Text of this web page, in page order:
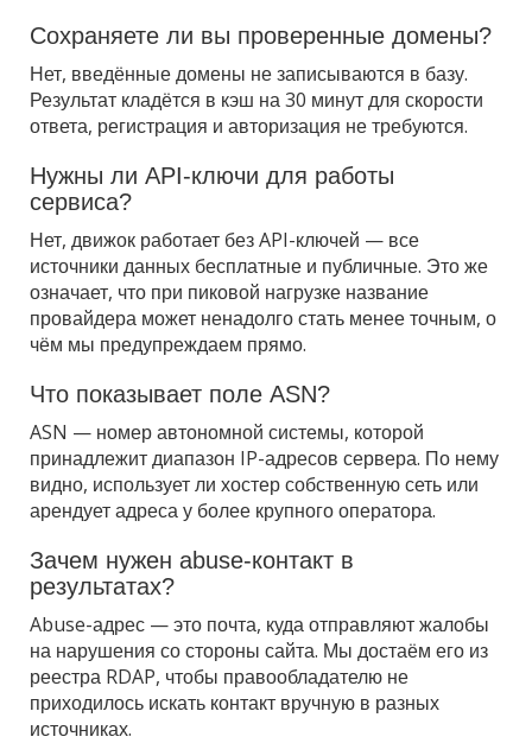
Сохраняете ли вы проверенные домены?
Нет, введённые домены не записываются в базу.
Результат кладётся в кэш на 30 минут для скорости
ответа, регистрация и авторизация не требуются.
Нужны ли API-ключи для работы
сервиса?
Нет, движок работает без API-ключей — все
источники данных бесплатные и публичные. Это же
означает, что при пиковой нагрузке название
провайдера может ненадолго стать менее точным, о
чём мы предупреждаем прямо.
Что показывает поле ASN?
ASN — номер автономной системы, которой
принадлежит диапазон IP-адресов сервера. По нему
видно, использует ли хостер собственную сеть или
арендует адреса у более крупного оператора.
Зачем нужен abuse-контакт в
результатах?
Abuse-адрес — это почта, куда отправляют жалобы
на нарушения со стороны сайта. Мы достаём его из
реестра RDAP, чтобы правообладателю не
приходилось искать контакт вручную в разных
источниках.